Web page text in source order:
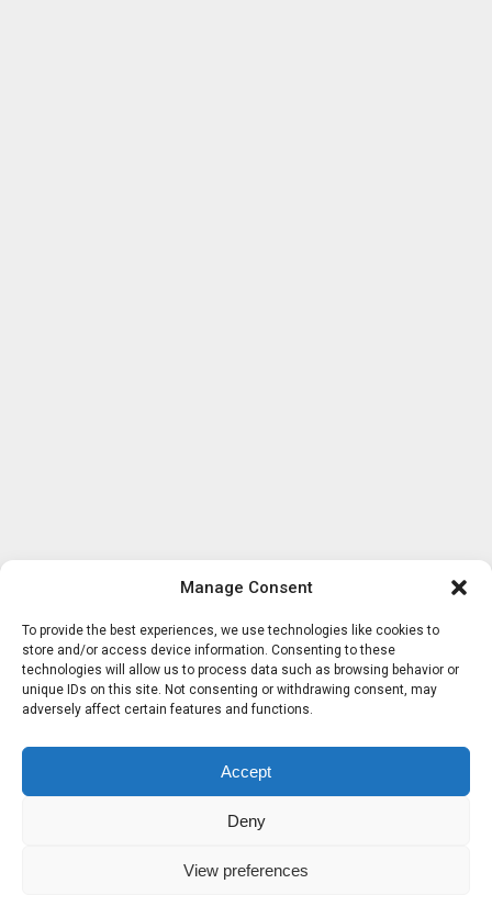
Manage Consent
To provide the best experiences, we use technologies like cookies to
store and/or access device information. Consenting to these
technologies will allow us to process data such as browsing behavior or
unique IDs on this site. Not consenting or withdrawing consent, may
adversely affect certain features and functions.
Accept
Deny
View preferences